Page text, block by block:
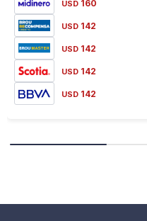
USD 160
USD 142
USD 142
USD 142
USD 142